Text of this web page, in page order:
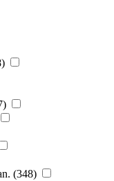
(348)